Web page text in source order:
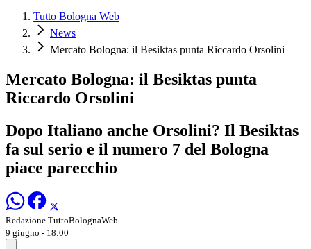
Tutto Bologna Web
News
Mercato Bologna: il Besiktas punta Riccardo Orsolini
Mercato Bologna: il Besiktas punta
Riccardo Orsolini
Dopo Italiano anche Orsolini? Il Besiktas
fa sul serio e il numero 7 del Bologna
piace parecchio
Redazione TuttoBolognaWeb
9 giugno - 18:00